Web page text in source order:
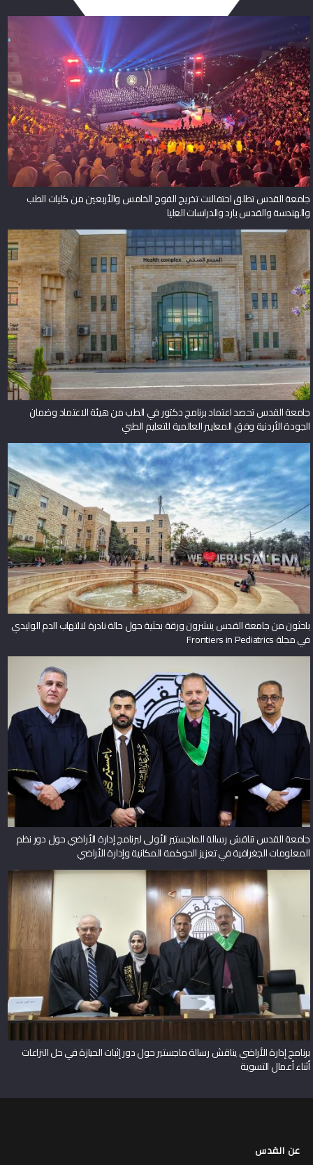
جامعة القدس تطلق احتفالات تخريج الفوج الخامس والأربعين من كليات الطب
والهندسة والقدس بارد والدراسات العليا
جامعة القدس تحصد اعتماد برنامج دكتور في الطب من هيئة الاعتماد وضمان
الجودة الأردنية وفق المعايير العالمية للتعليم الطبي
باحثون من جامعة القدس ينشرون ورقة بحثية حول حالة نادرة لالتهاب الدم الوليدي
في مجلة Frontiers in Pediatrics
جامعة القدس تناقش رسالة الماجستير الأولى لبرنامج إدارة الأراضي حول دور نظم
المعلومات الجغرافية في تعزيز الحوكمة المكانية وإدارة الأراضي
برنامج إدارة الأراضي يناقش رسالة ماجستير حول دور إثبات الحيازة في حل النزاعات
أثناء أعمال التسوية
عن القدس